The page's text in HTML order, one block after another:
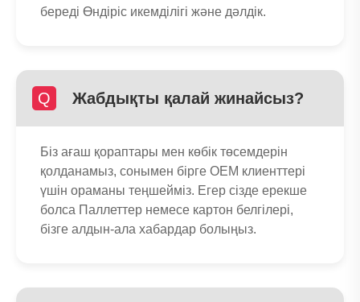
береді Өндіріс икемділігі және дәлдік.
Q Жабдықты қалай жинайсыз?
Біз ағаш қораптары мен көбік төсемдерін
қолданамыз, сонымен бірге OEM клиенттері
үшін ораманы теңшейміз. Егер сізде ерекше
болса Паллеттер немесе картон белгілері,
бізге алдын-ала хабардар болыңыз.